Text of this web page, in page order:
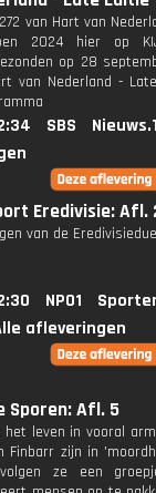
van Hart van
2024 hier op
op 28
van Nederland -
SBS
Eredivisie: Afl.
van de
NPO1
afleveringen
Sporen: Afl. 5
het leven in vooral
Finbarr zijn in
ze een